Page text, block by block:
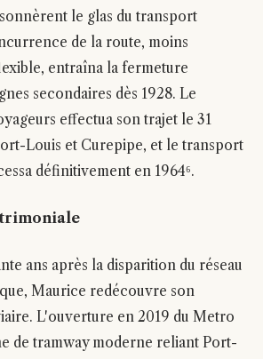
le glas du transport
de la route, moins
entraîna la fermeture
secondaires dès 1928. Le
effectua son trajet le 31
Louis et Curepipe, et le transport
définitivement en 1964⁶.
ans après la disparition du réseau
Maurice redécouvre son
L'ouverture en 2019 du Metro
de tramway moderne reliant Port-